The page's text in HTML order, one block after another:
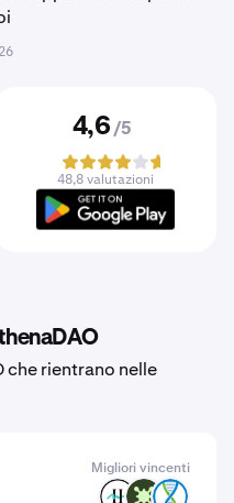
4,6 /5
48,8 valutazioni
che rientrano nelle
Migliori vincenti
HAIR BIO DNA